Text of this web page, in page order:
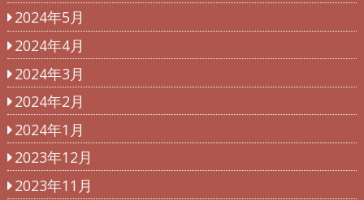
2024年5月
2024年4月
2024年3月
2024年2月
2024年1月
2023年12月
2023年11月